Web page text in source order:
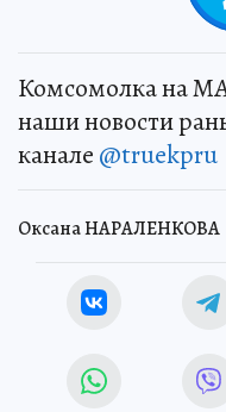
Комсомолка на
наши новости
канале @truekpru
Оксана НАРАЛЕНКОВА